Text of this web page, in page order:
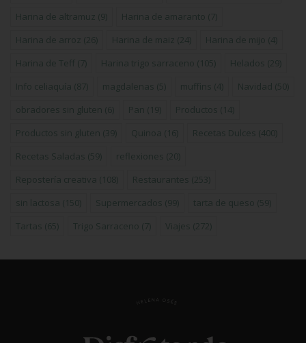
Harina de altramuz (9) Harina de amaranto (7)
Harina de arroz (26) Harina de maiz (24) Harina de mijo (4)
Harina de Teff (7) Harina trigo sarraceno (105) Helados (29)
Info celiaquía (87) magdalenas (5) muffins (4) Navidad (50)
obradores sin gluten (6) Pan (19) Productos (14)
Productos sin gluten (39) Quinoa (16) Recetas Dulces (400)
Recetas Saladas (59) reflexiones (20)
Repostería creativa (108) Restaurantes (253)
sin lactosa (150) Supermercados (99) tarta de queso (59)
Tartas (65) Trigo Sarraceno (7) Viajes (272)